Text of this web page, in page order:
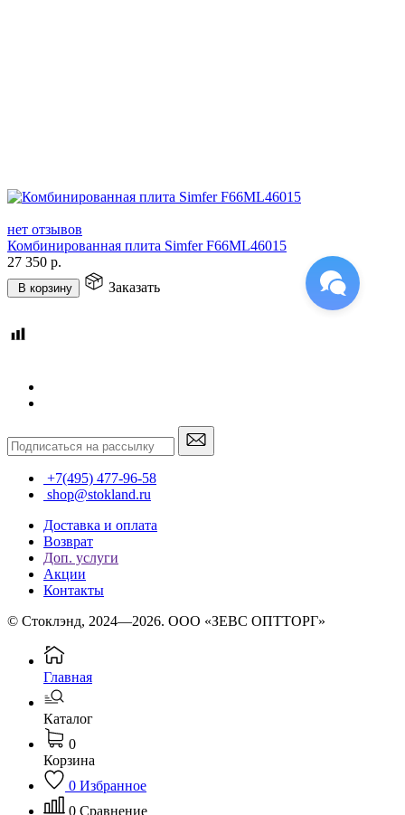
нет отзывов
Комбинированная плита Simfer F66ML46015
27 350 р.
В корзину Заказать
+7(495) 477-96-58
shop@stokland.ru
Доставка и оплата
Возврат
Доп. услуги
Акции
Контакты
© Стоклэнд, 2024—2026. ООО «ЗЕВС ОПТТОРГ»
Главная
Каталог
0
Корзина
0 Избранное
0 Сравнение